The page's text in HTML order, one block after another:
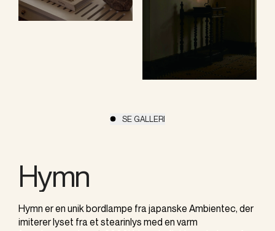
SE GALLERI
Hymn
Hymn er en unik bordlampe fra japanske Ambientec, der
imiterer lyset fra et stearinlys med en varm